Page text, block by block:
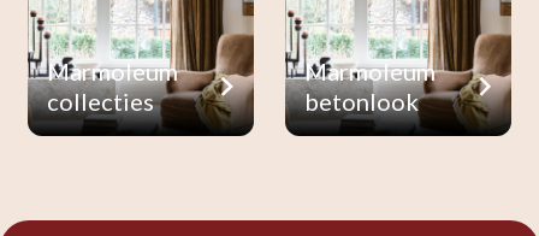
Marmoleum
collecties
Marmoleum
betonlook